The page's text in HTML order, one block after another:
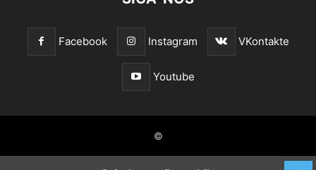
Facebook Instagram VKontakte
Youtube
©